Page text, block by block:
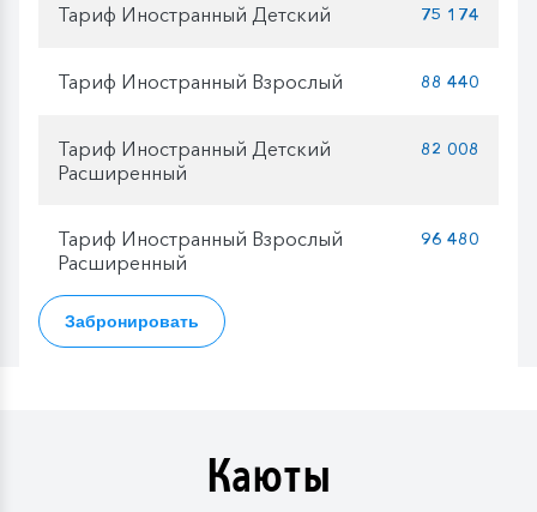
Тариф Иностранный Детский 75 174
Тариф Иностранный Взрослый 88 440
Тариф Иностранный Детский
Расширенный
82 008
Тариф Иностранный Взрослый
Расширенный
96 480
Забронировать
Каюты